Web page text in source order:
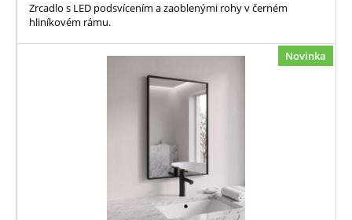
Zrcadlo s LED podsvícením a zaoblenými rohy v černém
hliníkovém rámu.
Novinka